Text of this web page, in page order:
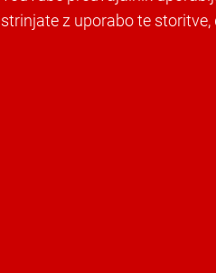
strinjate z uporabo te